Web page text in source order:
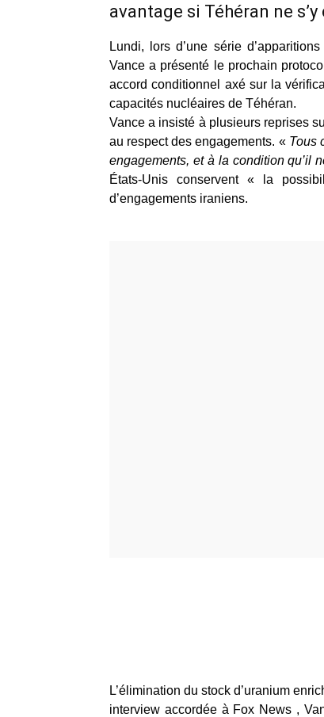
avantage si Téhéran ne
Lundi, lors d’une série
Vance a présenté le prochain
accord conditionnel axé sur la
capacités nucléaires de Téhéran.
Vance a insisté à plusieurs reprises
au respect des engagements. «Tous
engagements, et à la condition qu’il
États-Unis conservent « la
d’engagements iraniens.
L’élimination du stock d’uranium
interview accordée à Fox News ,